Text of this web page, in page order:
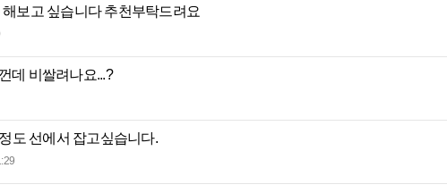
보고 싶습니다 추천부탁드려요
데 비쌀려나요...?
도 선에서 잡고싶습니다.